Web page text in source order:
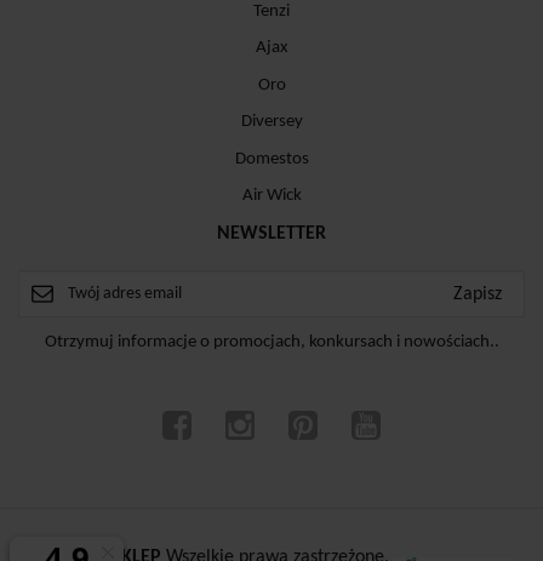
Tenzi
Ajax
Oro
Diversey
Domestos
Air Wick
NEWSLETTER
Otrzymuj informacje o promocjach, konkursach i nowościach..